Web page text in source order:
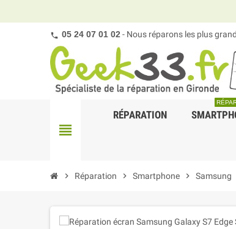
05 24 07 01 02- Nous réparons les plus
view_headline
RÉPARATION
chevron_right Réparation chevron_right Smartphone chevron_right Samsung